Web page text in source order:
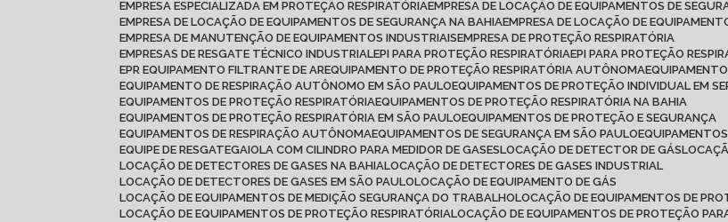
EMPRESA ESPECIALIZADA EM PROTEÇÃO RESPIRATÓRIA EMPRESA DE LOCAÇÃO DE EQUIPAMENTOS DE
EMPRESA DE LOCAÇÃO DE EQUIPAMENTOS DE SEGURANÇA NA BAHIA EMPRESA DE LOCAÇÃO DE
EMPRESA DE MANUTENÇÃO DE EQUIPAMENTOS INDUSTRIAIS EMPRESA DE PROTEÇÃO RESPIRATÓRIA
EMPRESAS DE RESGATE TÉCNICO INDUSTRIAL EPI PARA PROTEÇÃO RESPIRATÓRIA EPI PARA PROTEÇÃO
EPR EQUIPAMENTO FILTRANTE DE AR EQUIPAMENTO DE PROTEÇÃO RESPIRATÓRIA AUTÔNOMA
EQUIPAMENTO DE RESPIRAÇÃO AUTÔNOMO EM SÃO PAULO EQUIPAMENTOS DE PROTEÇÃO INDIVIDUAL EM
EQUIPAMENTOS DE PROTEÇÃO RESPIRATÓRIA EQUIPAMENTOS DE PROTEÇÃO RESPIRATÓRIA NA BAHIA
EQUIPAMENTOS DE PROTEÇÃO RESPIRATÓRIA EM SÃO PAULO EQUIPAMENTOS DE PROTEÇÃO E SEGURANÇA
EQUIPAMENTOS DE RESPIRAÇÃO AUTÔNOMA EQUIPAMENTOS DE SEGURANÇA EM SÃO PAULO
EQUIPE DE RESGATE
GAIOLA COM CILINDRO PARA MEDIDOR DE GASES LOCAÇÃO DE DETECTOR DE GÁS
LOCAÇÃO DE DETECTORES DE GASES NA BAHIA LOCAÇÃO DE DETECTORES DE GASES INDUSTRIAL
LOCAÇÃO DE DETECTORES DE GASES EM SÃO PAULO LOCAÇÃO DE EQUIPAMENTO DE GÁS
LOCAÇÃO DE EQUIPAMENTOS DE MEDIÇÃO SEGURANÇA DO TRABALHO LOCAÇÃO DE EQUIPAMENTOS DE
LOCAÇÃO DE EQUIPAMENTOS DE PROTEÇÃO RESPIRATÓRIA LOCAÇÃO DE EQUIPAMENTOS DE PROTEÇÃO